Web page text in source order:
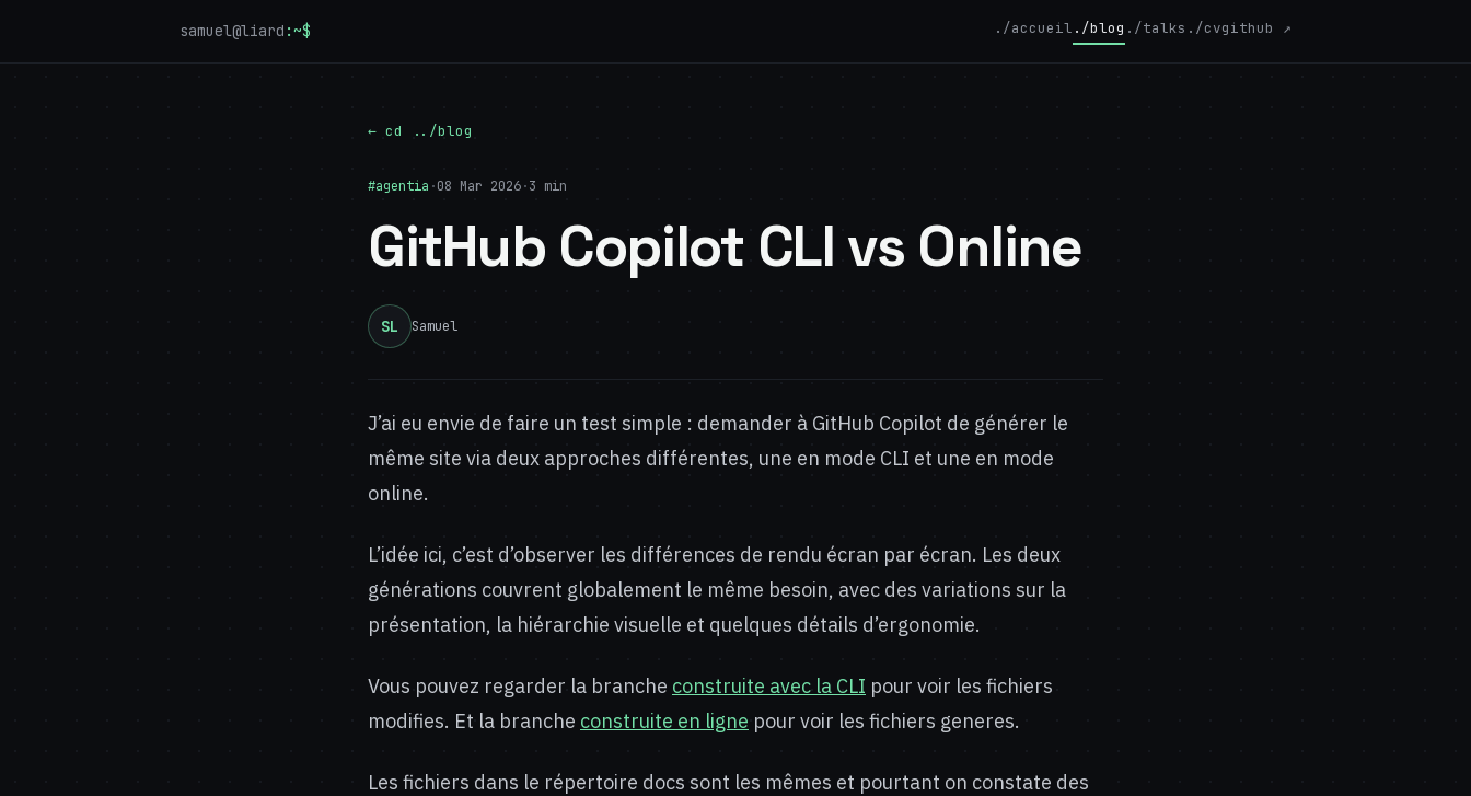
samuel@liard :~$ ./accueil ./blog ./talks ./cvgithub ↗
← cd ../blog
#agentia ·08 Mar 2026·3 min
GitHub Copilot CLI vs Online
SL Samuel
J’ai eu envie de faire un test simple : demander à GitHub Copilot de générer le
même site via deux approches différentes, une en mode CLI et une en mode
online.
L’idée ici, c’est d’observer les différences de rendu écran par écran. Les deux
générations couvrent globalement le même besoin, avec des variations sur la
présentation, la hiérarchie visuelle et quelques détails d’ergonomie.
Vous pouvez regarder la branche construite avec la CLI pour voir les fichiers
modifies. Et la branche construite en ligne pour voir les fichiers generes.
Les fichiers dans le répertoire docs sont les mêmes et pourtant on constate des